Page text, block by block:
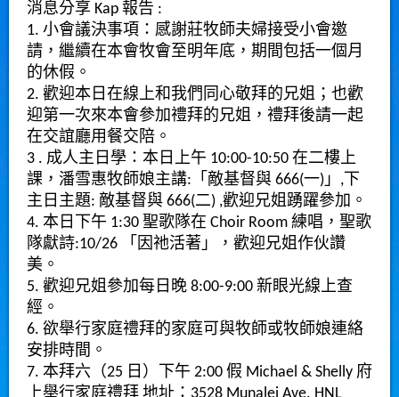
消息分享 Kap 報告 :
1. 小會議決事項：感謝莊牧師夫婦接受小會邀
請，繼續在本會牧會至明年底，期間包括一個月
的休假。
2. 歡迎本日在線上和我們同心敬拜的兄姐；也歡
迎第一次來本會參加禮拜的兄姐，禮拜後請一起
在交誼廳用餐交陪。
3 . 成人主日學：本日上午 10:00-10:50 在二樓上
課，潘雪惠牧師娘主講:「敵基督與 666(一)」,下
主日主題: 敵基督與 666(二) ,歡迎兄姐踴躍參加。
4. 本日下午 1:30 聖歌隊在 Choir Room 練唱，聖歌
隊獻詩:10/26 「因祂活著」，歡迎兄姐作伙讚
美。
5. 歡迎兄姐參加每日晚 8:00-9:00 新眼光線上查
經。
6. 欲舉行家庭禮拜的家庭可與牧師或牧師娘連絡
安排時間。
7. 本拜六（25 日）下午 2:00 假 Michael & Shelly 府